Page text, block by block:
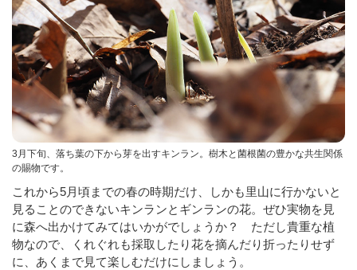
3月下旬、落ち葉の下から芽を出すキンラン。樹木と菌根菌の豊かな共生関係
の賜物です。
これから5月頃までの春の時期だけ、しかも里山に行かないと
見ることのできないキンランとギンランの花。ぜひ実物を見
に森へ出かけてみてはいかがでしょうか？ ただし貴重な植
物なので、くれぐれも採取したり花を摘んだり折ったりせず
に、あくまで見て楽しむだけにしましょう。